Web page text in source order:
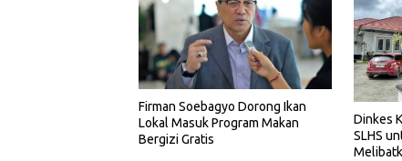
Firman Soebagyo Dorong Ikan
Lokal Masuk Program Makan
Bergizi Gratis
Dinkes
SLHS